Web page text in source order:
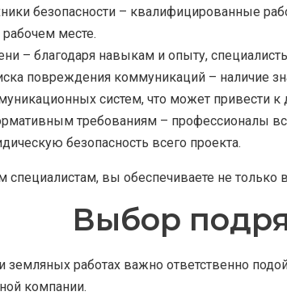
безопасности – квалифицированные
рабочем месте.
– благодаря навыкам и опыту,
повреждения коммуникаций – наличие
систем, что может привести к
требованиям – профессионалы
безопасность всего проекта.
вы обеспечиваете не только
Выбор
земляных работах важно ответственно
компании.